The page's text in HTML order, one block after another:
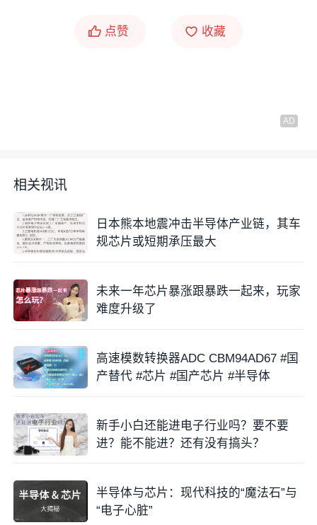
点赞 收藏
相关视讯
日本熊本地震冲击半导体产业链，其车
规芯片或短期承压最大
未来一年芯片暴涨跟暴跌一起来，玩家
难度升级了
高速模数转换器ADC CBM94AD67 #国
产替代 #芯片 #国产芯片 #半导体
新手小白还能进电子行业吗？要不要
进？能不能进？还有没有搞头？
半导体与芯片：现代科技的“魔法石”与
“电子心脏”